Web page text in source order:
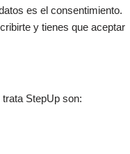
es el consentimiento.
y tienes que aceptar
StepUp son: